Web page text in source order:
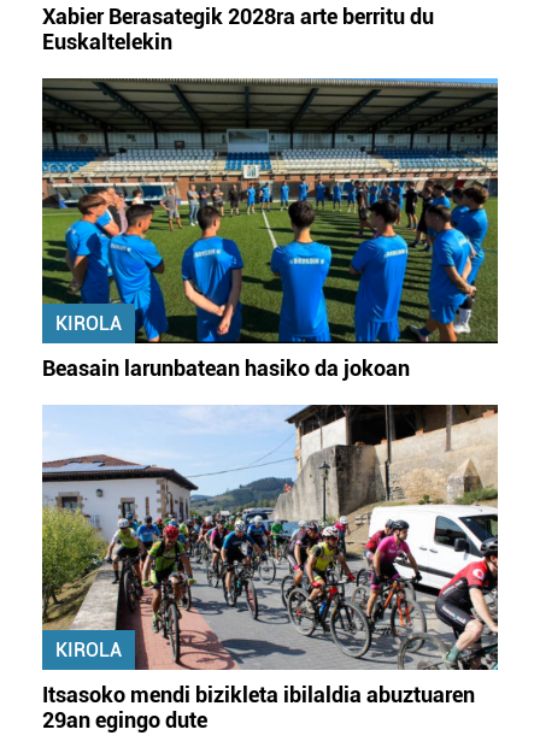
Xabier Berasategik 2028ra arte berritu du
Euskaltelekin
KIROLA
Beasain larunbatean hasiko da jokoan
KIROLA
Itsasoko mendi bizikleta ibilaldia abuztuaren
29an egingo dute